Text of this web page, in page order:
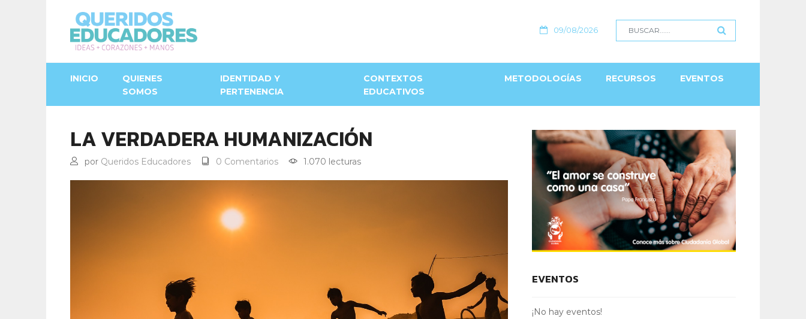
09/08/2026
INICIO
QUIENES
SOMOS
IDENTIDAD Y
PERTENENCIA
CONTEXTOS
EDUCATIVOS
METODOLOGÍAS RECURSOS EVENTOS
LA VERDADERA HUMANIZACIÓN
por Queridos Educadores 0 Comentarios 1.070 lecturas
EVENTOS
¡No hay eventos!